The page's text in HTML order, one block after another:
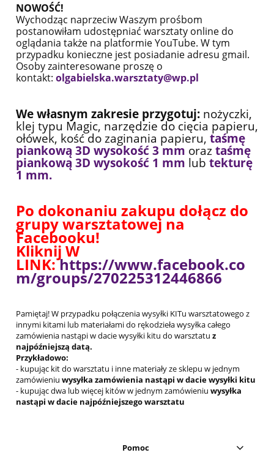
NOWOŚĆ!
Wychodząc naprzeciw Waszym prośbom
postanowiłam udostępniać warsztaty online do
oglądania także na platformie YouTube. W tym
przypadku konieczne jest posiadanie adresu gmail.
Osoby zainteresowane proszę o
kontakt: olgabielska.warsztaty@wp.pl
We własnym zakresie przygotuj: nożyczki,
klej typu Magic, narzędzie do cięcia papieru,
ołówek, kość do zaginania papieru, taśmę
piankową 3D wysokość 3 mm oraz taśmę
piankową 3D wysokość 1 mm lub tekturę
1 mm.
Po dokonaniu zakupu dołącz do
grupy warsztatowej na
Facebooku!
Kliknij W
LINK:https://www.facebook.co
m/groups/270225312446866
Pamiętaj! W przypadku połączenia wysyłki KITu warsztatowego z
innymi kitami lub materiałami do rękodzieła wysyłka całego
zamówienia nastąpi w dacie wysyłki kitu do warsztatu z
najpóźniejszą datą.
Przykładowo:
- kupując kit do warsztatu i inne materiały ze sklepu w jednym
zamówieniu wysyłka zamówienia nastąpi w dacie wysyłki kitu
- kupując dwa lub więcej kitów w jednym zamówieniu wysyłka
nastąpi w dacie najpóźniejszego warsztatu
Pomoc